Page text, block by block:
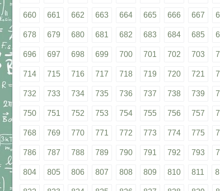
660 661 662 663 664 665 666 667
678 679 680 681 682 683 684 685
696 697 698 699 700 701 702 703
714 715 716 717 718 719 720 721
732 733 734 735 736 737 738 739
750 751 752 753 754 755 756 757
768 769 770 771 772 773 774 775
786 787 788 789 790 791 792 793
804 805 806 807 808 809 810 811